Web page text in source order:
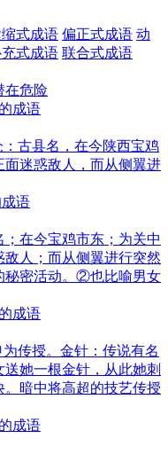
缩式成语 偏正式成语 动
式成语 联合式成语
在危险
成语
：古县名，在今陕西宝鸡
迷惑敌人，而从侧翼进
语
在今宝鸡市东；为关中
人；而从侧翼进行突然
秘密活动。②也比喻男女
成语
传授。金针：传说有名
她一根金针，从此她刺
暗中将高超的技艺传授
成语